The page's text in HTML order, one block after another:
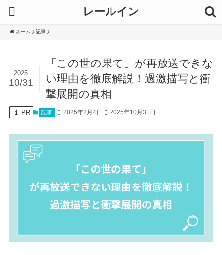
レールイン
ホーム 記事
「この世の果て」が再放送できな
い理由を徹底解説！過激描写と衝
撃展開の真相
2025
10/31
PR 記事 2025年2月4日 2025年10月31日